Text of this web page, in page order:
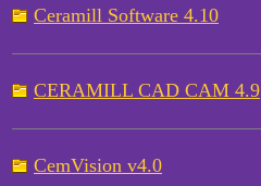
Ceramill Software 4.10
CERAMILL CAD CAM 4.9
CemVision v4.0